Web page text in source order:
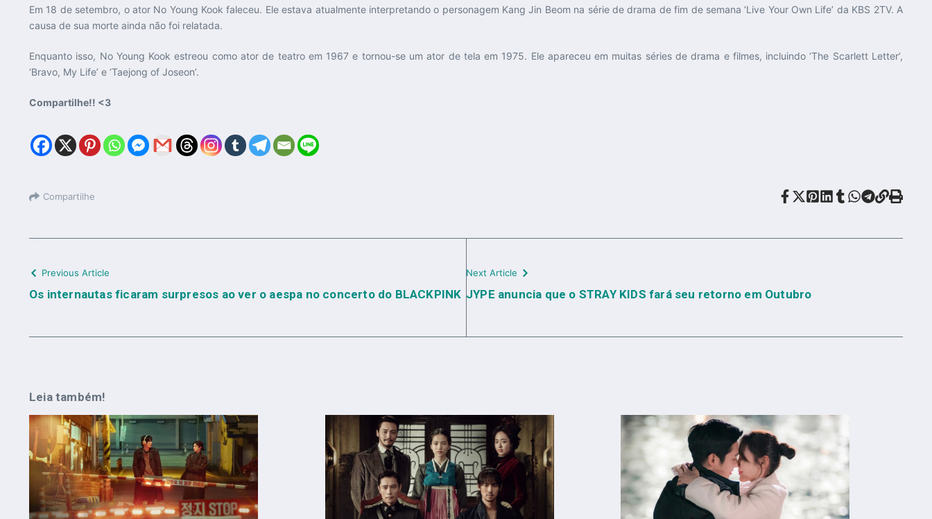
Em 18 de setembro, o ator No Young Kook faleceu. Ele estava atualmente interpretando o personagem Kang Jin Beom na série de drama de fim de semana ‘Live Your Own Life’ da KBS 2TV. A
causa de sua morte ainda não foi relatada.
Enquanto isso, No Young Kook estreou como ator de teatro em 1967 e tornou-se um ator de tela em 1975. Ele apareceu em muitas séries de drama e filmes, incluindo ‘The Scarlett Letter’,
‘Bravo, My Life’ e ‘Taejong of Joseon’.
Compartilhe!! <3
Compartilhe
Previous Article
Os internautas ficaram surpresos ao ver o aespa no concerto do BLACKPINK
Next Article
JYPE anuncia que o STRAY KIDS fará seu retorno em Outubro
Leia também!